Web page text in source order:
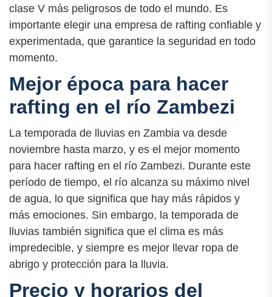
clase V más peligrosos de todo el mundo. Es
importante elegir una empresa de rafting confiable y
experimentada, que garantice la seguridad en todo
momento.
Mejor época para hacer
rafting en el río Zambezi
La temporada de lluvias en Zambia va desde
noviembre hasta marzo, y es el mejor momento
para hacer rafting en el río Zambezi. Durante este
período de tiempo, el río alcanza su máximo nivel
de agua, lo que significa que hay más rápidos y
más emociones. Sin embargo, la temporada de
lluvias también significa que el clima es más
impredecible, y siempre es mejor llevar ropa de
abrigo y protección para la lluvia.
Precio y horarios del